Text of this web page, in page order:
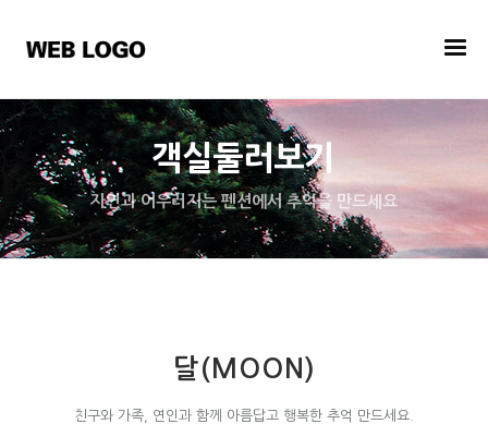
객실둘러보기
자연과 어우러지는 펜션에서 추억을 만드세요
달(MOON)
친구와 가족, 연인과 함께 아름답고 행복한 추억 만드세요.